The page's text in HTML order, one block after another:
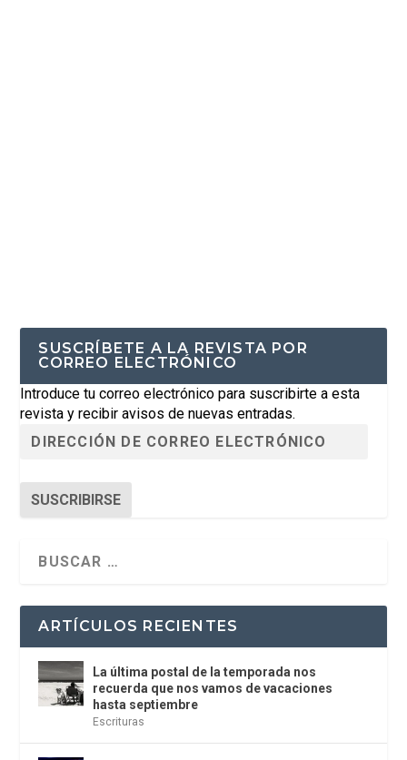
SUSCRÍBETE A LA REVISTA POR
CORREO ELECTRÓNICO
Introduce tu correo electrónico para suscribirte a esta
revista y recibir avisos de nuevas entradas.
SUSCRIBIRSE
ARTÍCULOS RECIENTES
La última postal de la temporada nos
recuerda que nos vamos de vacaciones
hasta septiembre
Escrituras